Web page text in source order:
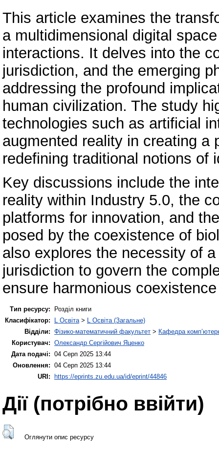
This article examines the
a multidimensional digital
interactions. It delves into the
jurisdiction, and the emerging
addressing the profound
human civilization. The study
technologies such as artificial
augmented reality in creating a
redefining traditional notions of
Key discussions include the
reality within Industry 5.0, the
platforms for innovation, and
posed by the coexistence of
also explores the necessity of
jurisdiction to govern the
ensure harmonious
Тип ресурсу:
Розділ книги
Класифікатор:
L Освіта> L Освіта (Загальне)
Відділи: Фізико-математичний факультет > Кафедра
Користувач: Олександр Сергійович Яценко
Дата подачі: 04 Серп 2025 13:44
Оновлення: 04 Серп 2025 13:44
URI:
https://eprints.zu.edu.ua/id/eprint/44846
Дії ​​(потрібно ввійти)
Оглянути опис ресурсу